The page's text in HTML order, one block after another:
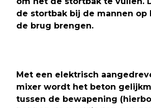
de stortbak bij de mannen op
de brug brengen.
Met een elektrisch
mixer wordt het beton
tussen de bewapening